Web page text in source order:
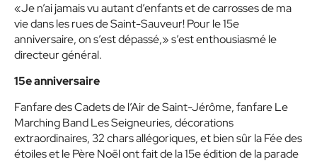
«Je n’ai jamais vu autant d’enfants et de carrosses de ma
vie dans les rues de Saint-Sauveur! Pour le 15e
anniversaire, on s’est dépassé,» s’est enthousiasmé le
directeur général.
15e anniversaire
Fanfare des Cadets de l’Air de Saint-Jérôme, fanfare Le
Marching Band Les Seigneuries, décorations
extraordinaires, 32 chars allégoriques, et bien sûr la Fée des
étoiles et le Père Noël ont fait de la 15e édition de la parade